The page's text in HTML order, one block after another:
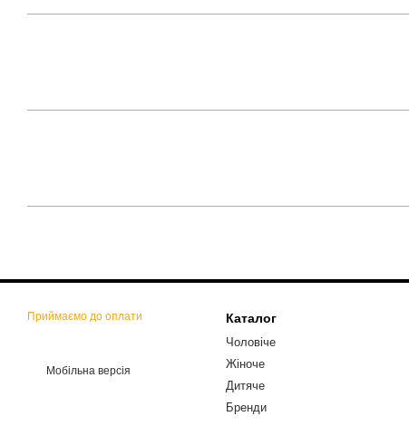
Приймаємо до оплати
Мобільна версія
Каталог
Чоловіче
Жіноче
Дитяче
Бренди